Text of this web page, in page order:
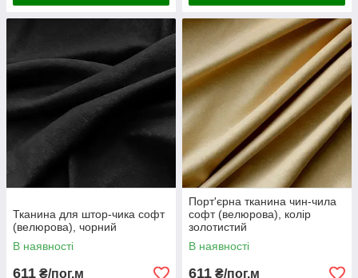
Тканина для штор-чика софт
(велюрова), чорний
В наявності
611 ₴/пог.м
Порт'єрна тканина чин-чила
софт (велюрова), колір
золотистий
В наявності
611 ₴/пог.м